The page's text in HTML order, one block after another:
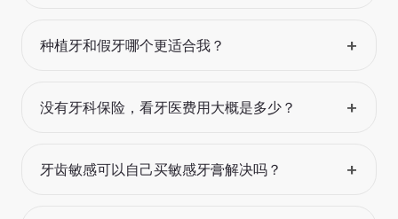
种植牙和假牙哪个更适合我？ +
没有牙科保险，看牙医费用大概是多少？ +
牙齿敏感可以自己买敏感牙膏解决吗？ +